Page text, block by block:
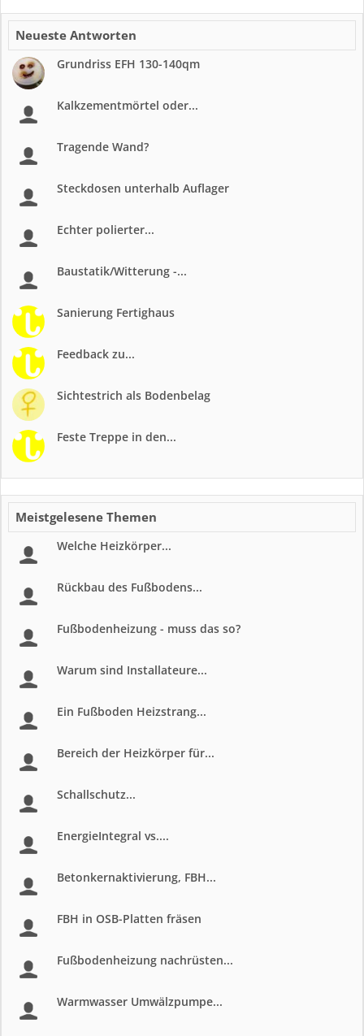
Neueste Antworten
Grundriss EFH 130-140qm
Kalkzementmörtel oder...
Tragende Wand?
Steckdosen unterhalb Auflager
Echter polierter...
Baustatik/Witterung -...
Sanierung Fertighaus
Feedback zu...
Sichtestrich als Bodenbelag
Feste Treppe in den...
Meistgelesene Themen
Welche Heizkörper...
Rückbau des Fußbodens...
Fußbodenheizung - muss das so?
Warum sind Installateure...
Ein Fußboden Heizstrang...
Bereich der Heizkörper für...
Schallschutz...
EnergieIntegral vs....
Betonkernaktivierung, FBH...
FBH in OSB-Platten fräsen
Fußbodenheizung nachrüsten...
Warmwasser Umwälzpumpe...